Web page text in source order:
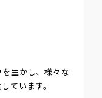
生かし、様々な
ています。